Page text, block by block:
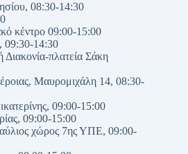
08:30-14:30
κέντρο 09:00-15:00
09:30-14:30
πλατεία Σάκη
Μαυρομιχάλη 14, 08:30-
09:00-15:00
09:00-15:00
χώρος 7ης ΥΠΕ, 09:00-